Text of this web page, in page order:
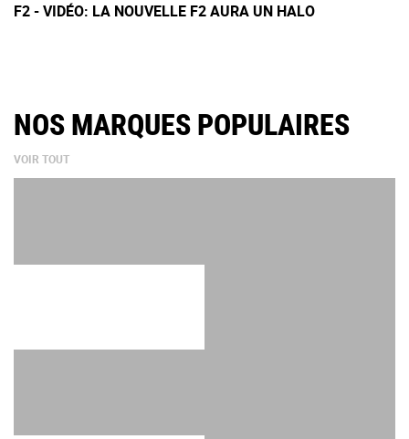
F2 - VIDÉO: LA NOUVELLE F2 AURA UN HALO
NOS MARQUES POPULAIRES
VOIR TOUT